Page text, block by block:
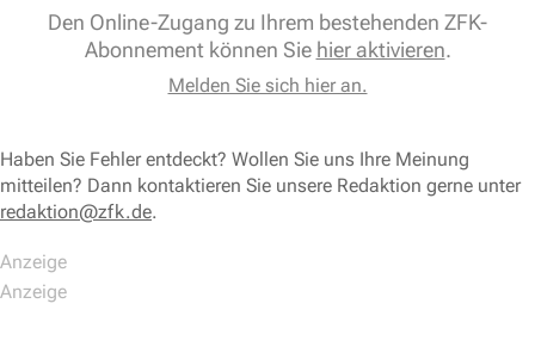
Den Online-Zugang zu Ihrem bestehenden ZFK-
Abonnement können Sie hier aktivieren.
Melden Sie sich hier an.
Haben Sie Fehler entdeckt? Wollen Sie uns Ihre Meinung
mitteilen? Dann kontaktieren Sie unsere Redaktion gerne unter
redaktion@zfk.de.